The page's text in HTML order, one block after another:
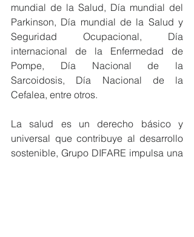
mundial de la Salud, Día mundial del
Parkinson, Día mundial de la Salud y
Seguridad Ocupacional, Día
internacional de la Enfermedad de
Pompe, Día Nacional de la
Sarcoidosis, Día Nacional de la
Cefalea, entre otros.
La salud es un derecho básico y
universal que contribuye al desarrollo
sostenible, Grupo DIFARE impulsa una